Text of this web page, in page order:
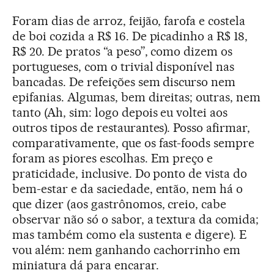
Foram dias de arroz, feijão, farofa e costela
de boi cozida a R$ 16. De picadinho a R$ 18,
R$ 20. De pratos “a peso”, como dizem os
portugueses, com o trivial disponível nas
bancadas. De refeições sem discurso nem
epifanias. Algumas, bem direitas; outras, nem
tanto (Ah, sim: logo depois eu voltei aos
outros tipos de restaurantes). Posso afirmar,
comparativamente, que os fast-foods sempre
foram as piores escolhas. Em preço e
praticidade, inclusive. Do ponto de vista do
bem-estar e da saciedade, então, nem há o
que dizer (aos gastrônomos, creio, cabe
observar não só o sabor, a textura da comida;
mas também como ela sustenta e digere). E
vou além: nem ganhando cachorrinho em
miniatura dá para encarar.